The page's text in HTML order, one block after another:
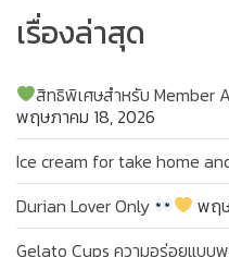
เรื่องล่าสุด
สิทธิพิเศษสำหรับ Member
พฤษภาคม 18, 2026
Ice cream for take home
Durian Lover Only
พฤ
Gelato Cups ความอร่อยแบบ